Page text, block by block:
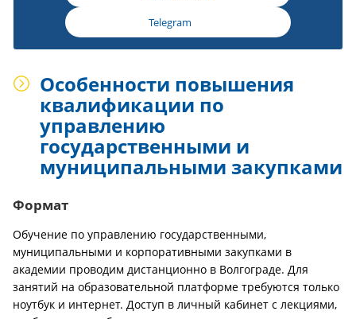
Telegram
Особенности повышения
квалификации по
управлению
государственными и
муниципальными закупками
Формат
Обучение по управлению государственными,
муниципальными и корпоративными закупками в
академии проводим дистанционно в Волгограде. Для
занятий на образовательной платформе требуются только
ноутбук и интернет. Доступ в личный кабинет с лекциями,